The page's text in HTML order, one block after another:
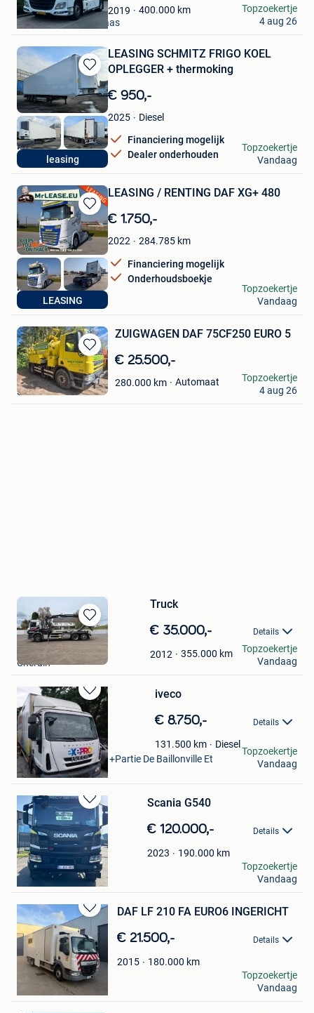
2019 400.000 km
Sven
Mechelen-Aan-De-Maas
Topzoekertje
4 aug 26
Bewaren
in
Mijn
Favorieten
leasing
LEASING SCHMITZ FRIGO KOEL
OPLEGGER + thermoking
€ 950,-
2025 Diesel
Financiering mogelijk
Dealer onderhouden
MrLease
Hooglede
Topzoekertje
Vandaag
Bewaren
in
Mijn
Favorieten
LEASING
LEASING / RENTING DAF XG+ 480
€ 1.750,-
2022 284.785 km
Financiering mogelijk
Onderhoudsboekje
MrLease
Hooglede
Topzoekertje
Vandaag
Bewaren
in
Mijn
Favorieten
ZUIGWAGEN DAF 75CF250 EURO 5
€ 25.500,-
280.000 km Automaat
rob
Sint-Kruis
Topzoekertje
4 aug 26
Bewaren
in
Mijn
Favorieten
Truck
€ 35.000,- Details
2012 355.000 km
vgmdso
Cherain
Topzoekertje
Vandaag
Bewaren
in
Mijn
Favorieten
iveco
€ 8.750,- Details
131.500 km Diesel
DC
Marche-En-Famenne +Partie De Baillonville Et
Noiseux
Topzoekertje
Vandaag
Bewaren
in
Mijn
Favorieten
Scania G540
€ 120.000,- Details
2023 190.000 km
Koziel
Herstal
Topzoekertje
Vandaag
Bewaren
in
Mijn
Favorieten
DAF LF 210 FA EURO6 INGERICHT
€ 21.500,- Details
2015 180.000 km
Zele+Deel Lokeren
Topzoekertje
Vandaag